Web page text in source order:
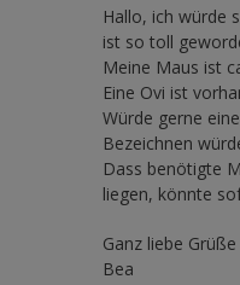
Hallo, ich würde
ist so toll
Meine Maus ist
Eine Ovi ist
Würde gerne
Bezeichnen
Dass benötigte
liegen, könnte
Ganz liebe Grüße
Bea